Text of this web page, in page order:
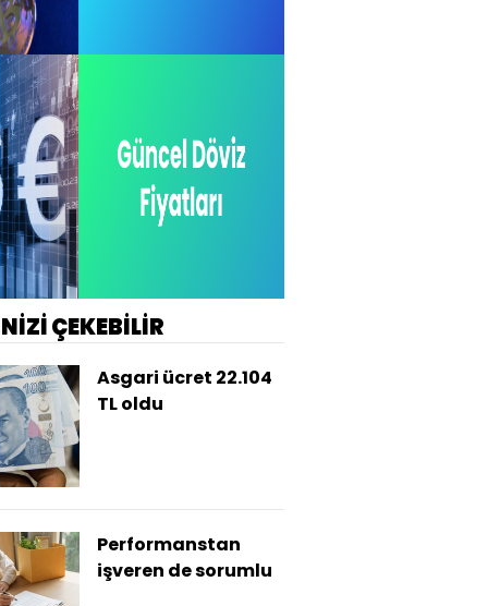
ÇEKEBİLİR
Asgari ücret 22.104
TL oldu
Performanstan
işveren de sorumlu